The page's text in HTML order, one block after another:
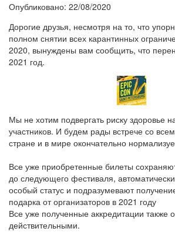
Опубликовано: 22/08/2020
Дорогие друзья, несмотря на то, что
полном снятии всех карантинных
2020, вынуждены вам сообщить, что
2021 год.
Мы не хотим подвергать риску здоровье
участников. И будем рады встрече со
стране и в мире окончательно
Все уже приобретенные билеты
до следующего фестиваля,
особый статус и подразумевают
подарка от организаторов в 2021 году
Все уже полученные аккредитации также
действительными.